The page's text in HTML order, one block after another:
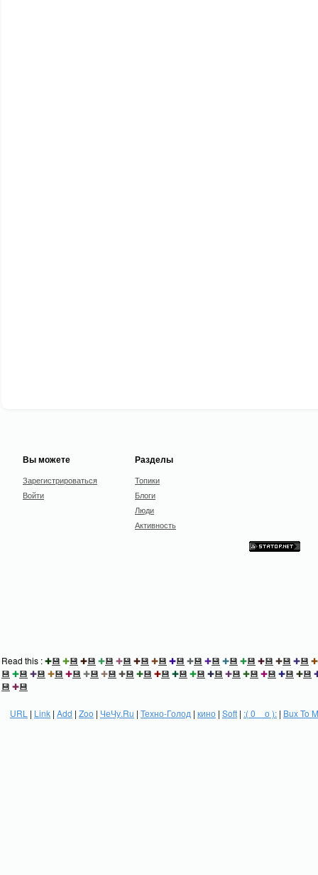
Вы можете
Зарегистрироваться
Войти
Разделы
Топики
Блоги
Люди
Активность
Read this :✚💾 ✚💾 ✚💾 ✚💾 ✚💾 ✚💾 ✚💾 ✚💾 ✚💾 ✚💾 ✚💾 ✚💾 ✚💾 ✚💾 ✚💾 ✚
💾 ✚💾 ✚💾 ✚💾 ✚💾 ✚💾 ✚💾 ✚💾 ✚💾 ✚💾 ✚💾 ✚💾 ✚💾 ✚💾 ✚💾 ✚💾 ✚💾 ✚💾
💾 ✚💾
URL | Link | Add | Zoo | ЧеЧу.Ru | Техно-Голод | кино | Soft | :( 0 _ о ): | Bux To